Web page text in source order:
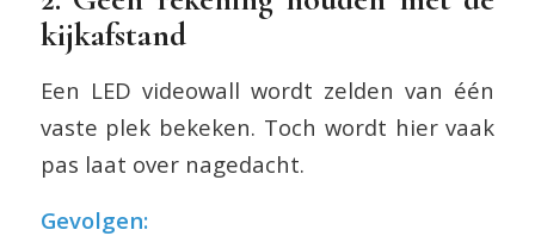
kijkafstand
Een LED videowall wordt zelden van één
vaste plek bekeken. Toch wordt hier vaak
pas laat over nagedacht.
Gevolgen: